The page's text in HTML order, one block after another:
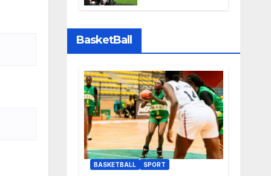
Sports perd la
Liga
BasketBall
BASKETBALL SPORT